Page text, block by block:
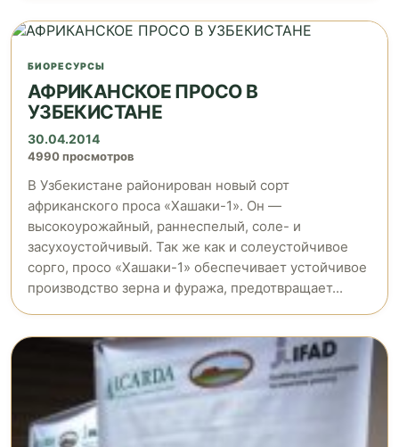
БИОРЕСУРСЫ
АФРИКАНСКОЕ ПРОСО В
УЗБЕКИСТАНЕ
30.04.2014
4990 просмотров
В Узбекистане районирован новый сорт
африканского проса «Хашаки-1». Он —
высокоурожайный, раннеспелый, соле- и
засухоустойчивый. Так же как и солеустойчивое
сорго, просо «Хашаки-1» обеспечивает устойчивое
производство зерна и фуража, предотвращает...